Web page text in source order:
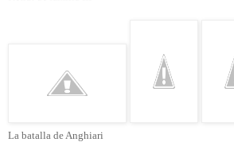
La batalla de Anghiari